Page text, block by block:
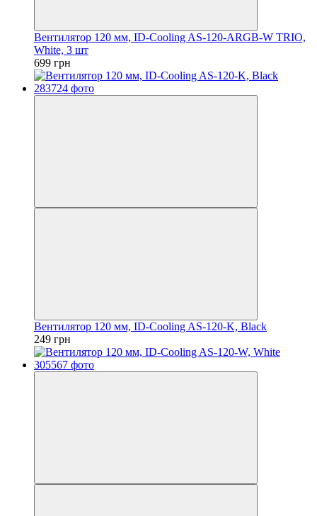
Вентилятор 120 мм, ID-Cooling AS-120-ARGB-W TRIO,
White, 3 шт
699 грн
Вентилятор 120 мм, ID-Cooling AS-120-K, Black
249 грн